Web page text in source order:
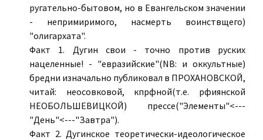
ругательно-бытовом, но в Евангельском значении
- непримиримого, насмерть воинствщего)
"олигархата".
Факт 1. Дугин свои - точно против руских
нацеленные! - "евразийские"(NB: и оккультные)
бредни изначально публиковал в ПРОХАНОВСКОЙ,
читай: неосовковой, кпрфной(т.е. рфиянской
НЕОБОЛЬШЕВИЦКОЙ) прессе("Элементы"<---
"День"<---"Завтра").
Факт 2. Дугинское теоретически-идеологическое